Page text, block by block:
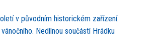
v původním historickém zařízení.
Nedílnou součástí Hrádku